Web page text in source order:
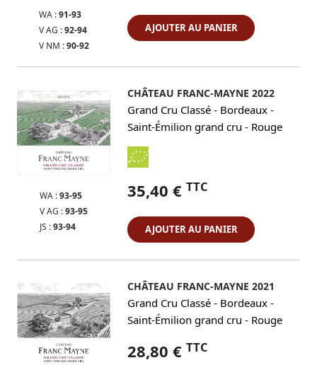
WA :91-93
V AG :92-94
V NM :90-92
AJOUTER AU PANIER
WA :93-95
V AG :93-95
JS :93-94
CHÂTEAU FRANC-MAYNE 2022
Grand Cru Classé - Bordeaux -
Saint-Émilion grand cru - Rouge
35,40 € TTC
AJOUTER AU PANIER
CHÂTEAU FRANC-MAYNE 2021
Grand Cru Classé - Bordeaux -
Saint-Émilion grand cru - Rouge
28,80 € TTC